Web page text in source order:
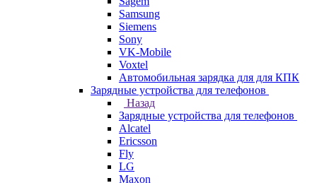
Samsung
Siemens
Sony
VK-Mobile
Voxtel
Автомобильная зарядка для для КПК
Зарядные устройства для телефонов
Назад
Зарядные устройства для телефонов
Alcatel
Ericsson
Fly
LG
Maxon